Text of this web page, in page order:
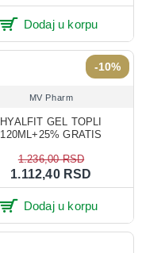
Dodaj u korpu
-10%
MV Pharm
HYALFIT GEL TOPLI
120ML+25% GRATIS
1.112,40 RSD
1.236,00 RSD
Dodaj u korpu